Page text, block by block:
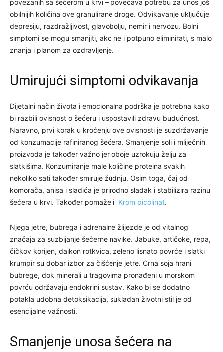
povezanih sa šećerom u krvi – povećava potrebu za unos još
obilnijih količina ove granulirane droge. Odvikavanje uključuje
depresiju, razdražljivost, glavobolju, nemir i nervozu. Bolni
simptomi se mogu smanjiti, ako ne i potpuno eliminirati, s malo
znanja i planom za ozdravljenje.
Umirujući simptomi odvikavanja
Dijetalni način života i emocionalna podrška je potrebna kako
bi razbili ovisnost o šećeru i uspostavili zdravu budućnost.
Naravno, prvi korak u kroćenju ove ovisnosti je suzdržavanje
od konzumacije rafiniranog šećera. Smanjenje soli i mliječnih
proizvoda je također važno jer oboje uzrokuju želju za
slatkišima. Konzumiranje male količine proteina svakih
nekoliko sati također smiruje žudnju. Osim toga, čaj od
komorača, anisa i sladića je prirodno sladak i stabilizira razinu
šećera u krvi. Također pomaže i Krom picolinat.
Njega jetre, bubrega i adrenalne žlijezde je od vitalnog
značaja za suzbijanje šećerne navike. Jabuke, artičoke, repa,
čičkov korijen, daikon rotkvica, zeleno lisnato povrće i slatki
krumpir su dobar izbor za čišćenje jetre. Crna soja hrani
bubrege, dok minerali u tragovima pronađeni u morskom
povrću održavaju endokrini sustav. Kako bi se dodatno
potakla udobna detoksikacija, sukladan životni stil je od
esencijalne važnosti.
Smanjenje unosa šećera na